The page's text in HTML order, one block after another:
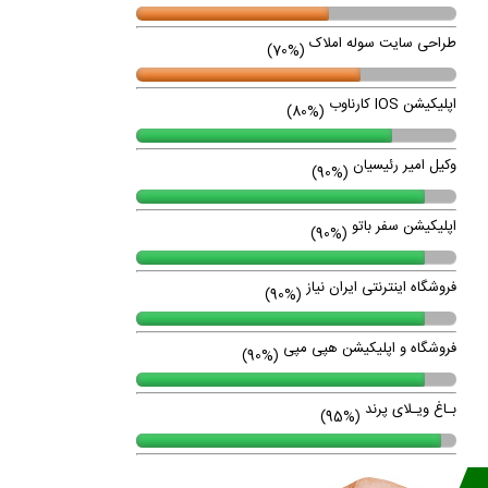
طراحی سایت سوله املاک(70%)
اپلیکیشن IOS کارناوب (80%)
وکیل امیر رئیسیان(90%)
اپلیکیشن سفر باتو(90%)
فروشگاه اینترنتی ایران نیاز(90%)
فروشگاه و اپلیکیشن هپی مپی (90%)
بـاغ ویـلای پرند (95%)